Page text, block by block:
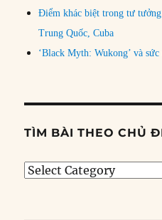
Điểm khác biệt trong tư
Trung Quốc, Cuba
‘Black Myth: Wukong’ và
TÌM BÀI THEO CHỦ
Tìm